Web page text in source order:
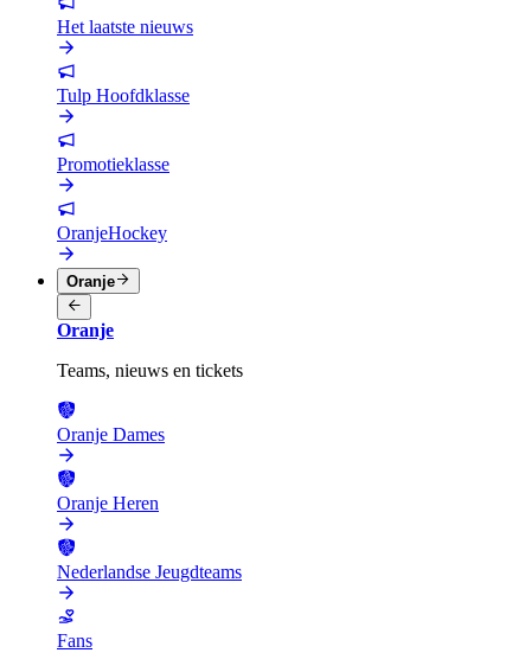
Het laatste nieuws
Tulp Hoofdklasse
Promotieklasse
OranjeHockey
Oranje
Oranje
Teams, nieuws en tickets
Oranje Dames
Oranje Heren
Nederlandse Jeugdteams
Fans